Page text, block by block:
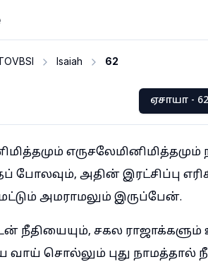
Isaiah 62
ஏசாயா - 62
போலவும், அதின் இரட்சிப்பு
அமராமலும் இருப்பேன்.
நீதியையும், சகல
வாய் சொல்லும் புது நாமத்தால்